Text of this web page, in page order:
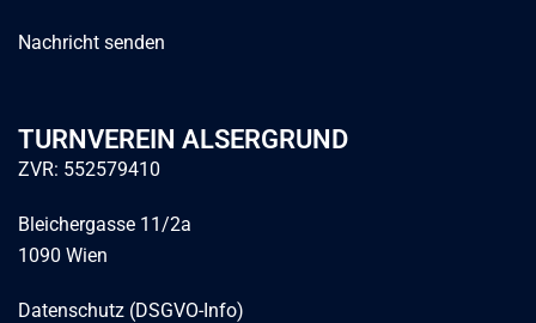
Nachricht senden
TURNVEREIN ALSERGRUND
ZVR: 552579410
Bleichergasse 11/2a
1090 Wien
Datenschutz (DSGVO-Info)